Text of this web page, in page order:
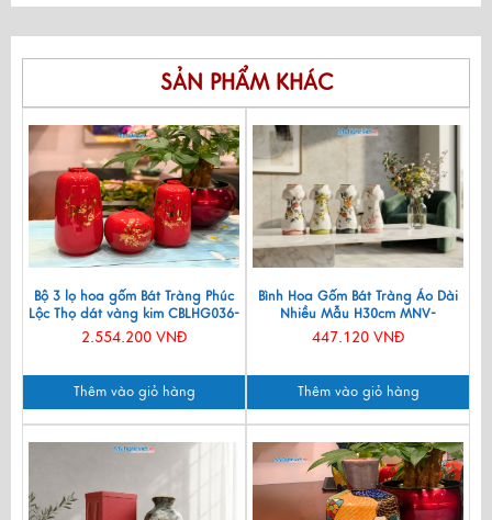
SẢN PHẨM KHÁC
Bộ 3 lọ hoa gốm Bát Tràng Phúc
Lộc Thọ dát vàng kim CBLHG036-
2
2.554.200 VNĐ
Thêm vào giỏ hàng
Bình Hoa Gốm Bát Tràng Áo Dài
Nhiều Mẫu H30cm MNV-
LHGLH03
447.120 VNĐ
Thêm vào giỏ hàng